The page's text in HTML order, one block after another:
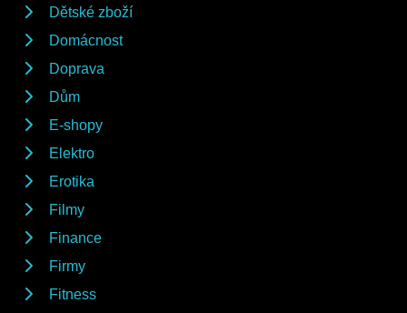
Dětské zboží
Domácnost
Doprava
Dům
E-shopy
Elektro
Erotika
Filmy
Finance
Firmy
Fitness